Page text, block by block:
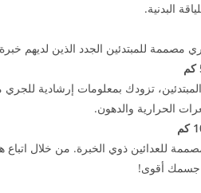
البدنية.
مصممة للمبتدئين الجدد الذين لديهم
الحرارية والدهون.
للعدائين ذوي الخبرة. من خلال